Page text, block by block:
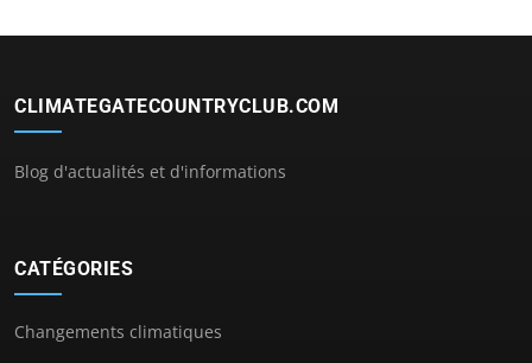
CLIMATEGATECOUNTRYCLUB.COM
Blog d'actualités et d'informations
CATÉGORIES
Changements climatiques